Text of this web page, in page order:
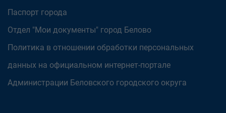
Паспорт города
Отдел "Мои документы" город Белово
Политика в отношении обработки персональных
данных на официальном интернет-портале
Администрации Беловского городского округа